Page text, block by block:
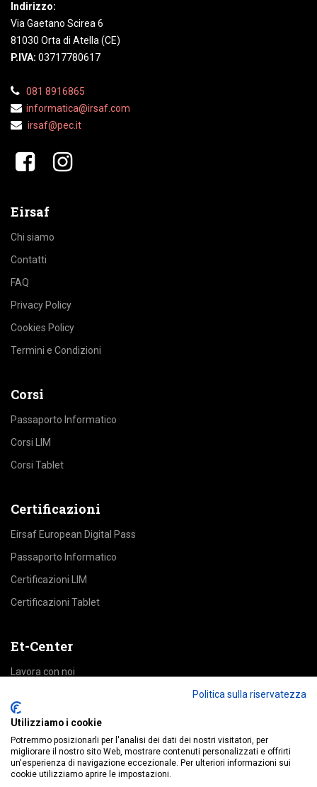
Indirizzo:
Via Gaetano Scirea 6
81030 Orta di Atella (CE)
P.IVA: 03717780617
081 8916865
informatica@irsaf.com
irsaf@pec.it
Eirsaf
Chi siamo
Contatti
FAQ
Privacy Policy
Cookies Policy
Termini e Condizioni
Corsi
Passaporto Informatico
Corsi LIM
Corsi Tablet
Certificazioni
Eirsaf European Digital Pass
Passaporto Informatico
Certificazioni LIM
Certificazioni Tablet
Et-Center
Lavora con noi
Accedi alle piattaforme
Education
Politica sulla riservatezza
Utilizziamo i cookie
Potremmo posizionarli per l'analisi dei dati dei nostri visitatori, per
migliorare il nostro sito Web, mostrare contenuti personalizzati e offrirti
un'esperienza di navigazione eccezionale. Per ulteriori informazioni sui
cookie utilizziamo aprire le impostazioni.